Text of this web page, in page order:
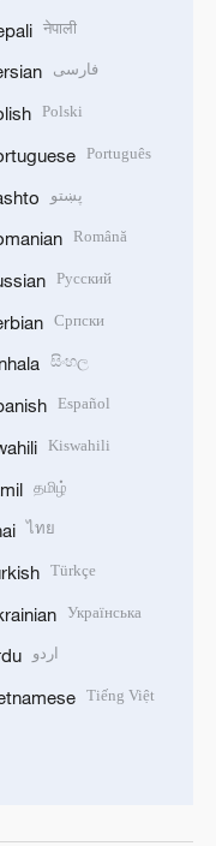
नेपाली
فارسی
Polski
Português
پښتو
Română
Русский
Српски
සිංහල
Español
Kiswahili
தமிழ்
ไทย
Türkçe
Українська
اردو
Tiếng Việt